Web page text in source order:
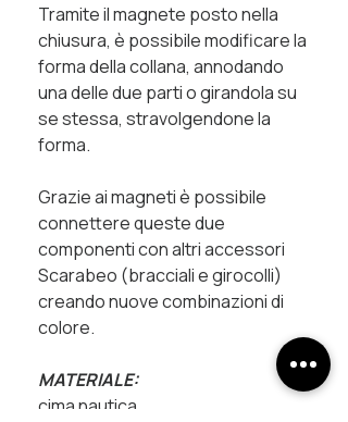
Tramite il magnete posto nella
chiusura, è possibile modificare la
forma della collana, annodando
una delle due parti o girandola su
se stessa, stravolgendone la
forma.
Grazie ai magneti è possibile
connettere queste due
componenti con altri accessori
Scarabeo (bracciali e girocolli)
creando nuove combinazioni di
colore.
MATERIALE:
cima nautica